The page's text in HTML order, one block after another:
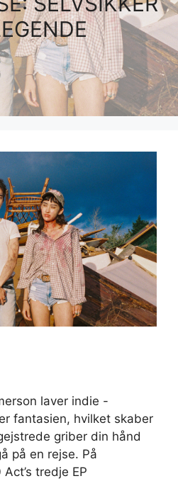
laver indie -
fantasien, hvilket skaber
griber din hånd
på en rejse. På
tredje EP